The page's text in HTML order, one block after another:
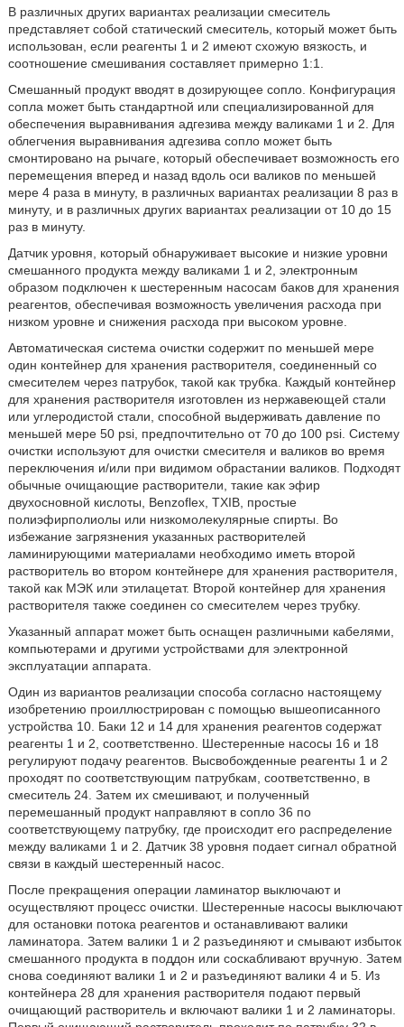
В различных других вариантах реализации смеситель
представляет собой статический смеситель, который может быть
использован, если реагенты 1 и 2 имеют схожую вязкость, и
соотношение смешивания составляет примерно 1:1.
Смешанный продукт вводят в дозирующее сопло. Конфигурация
сопла может быть стандартной или специализированной для
обеспечения выравнивания адгезива между валиками 1 и 2. Для
облегчения выравнивания адгезива сопло может быть
смонтировано на рычаге, который обеспечивает возможность его
перемещения вперед и назад вдоль оси валиков по меньшей
мере 4 раза в минуту, в различных вариантах реализации 8 раз в
минуту, и в различных других вариантах реализации от 10 до 15
раз в минуту.
Датчик уровня, который обнаруживает высокие и низкие уровни
смешанного продукта между валиками 1 и 2, электронным
образом подключен к шестеренным насосам баков для хранения
реагентов, обеспечивая возможность увеличения расхода при
низком уровне и снижения расхода при высоком уровне.
Автоматическая система очистки содержит по меньшей мере
один контейнер для хранения растворителя, соединенный со
смесителем через патрубок, такой как трубка. Каждый контейнер
для хранения растворителя изготовлен из нержавеющей стали
или углеродистой стали, способной выдерживать давление по
меньшей мере 50 psi, предпочтительно от 70 до 100 psi. Систему
очистки используют для очистки смесителя и валиков во время
переключения и/или при видимом обрастании валиков. Подходят
обычные очищающие растворители, такие как эфир
двухосновной кислоты, Benzoflex, TXIB, простые
полиэфирполиолы или низкомолекулярные спирты. Во
избежание загрязнения указанных растворителей
ламинирующими материалами необходимо иметь второй
растворитель во втором контейнере для хранения растворителя,
такой как МЭК или этилацетат. Второй контейнер для хранения
растворителя также соединен со смесителем через трубку.
Указанный аппарат может быть оснащен различными кабелями,
компьютерами и другими устройствами для электронной
эксплуатации аппарата.
Один из вариантов реализации способа согласно настоящему
изобретению проиллюстрирован с помощью вышеописанного
устройства 10. Баки 12 и 14 для хранения реагентов содержат
реагенты 1 и 2, соответственно. Шестеренные насосы 16 и 18
регулируют подачу реагентов. Высвобожденные реагенты 1 и 2
проходят по соответствующим патрубкам, соответственно, в
смеситель 24. Затем их смешивают, и полученный
перемешанный продукт направляют в сопло 36 по
соответствующему патрубку, где происходит его распределение
между валиками 1 и 2. Датчик 38 уровня подает сигнал обратной
связи в каждый шестеренный насос.
После прекращения операции ламинатор выключают и
осуществляют процесс очистки. Шестеренные насосы выключают
для остановки потока реагентов и останавливают валики
ламинатора. Затем валики 1 и 2 разъединяют и смывают избыток
смешанного продукта в поддон или соскабливают вручную. Затем
снова соединяют валики 1 и 2 и разъединяют валики 4 и 5. Из
контейнера 28 для хранения растворителя подают первый
очищающий растворитель и включают валики 1 и 2 ламинаторы.